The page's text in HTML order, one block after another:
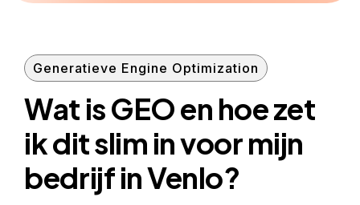
Generatieve Engine Optimization
Wat is GEO en hoe zet
ik dit slim in voor mijn
bedrijf in Venlo?